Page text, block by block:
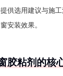
供选用建议与施
安装效果。
胶粘剂的核